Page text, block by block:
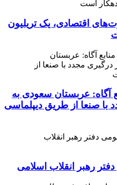
اقتصادی، یک تریلیون
آگاه: عربستان سعودی به
با صنعا از طریق دیپلماسی
رهبر انقلاب اسلامی